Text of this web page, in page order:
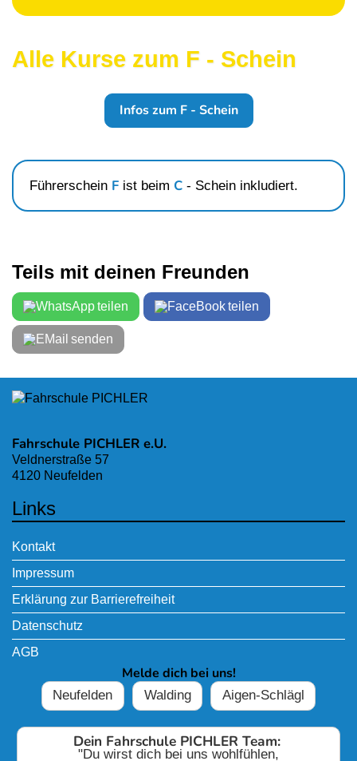
Alle Kurse zum F - Schein
Infos zum F - Schein
Führerschein F ist beim C - Schein inkludiert.
Teils mit deinen Freunden
teilen teilen
senden
Fahrschule PICHLER e.U.
Veldnerstraße 57
4120 Neufelden
Links
Kontakt
Impressum
Erklärung zur Barrierefreiheit
Datenschutz
AGB
Melde dich bei uns!
Neufelden Walding Aigen-Schlägl
Dein Fahrschule PICHLER Team:
"Du wirst dich bei uns wohlfühlen,